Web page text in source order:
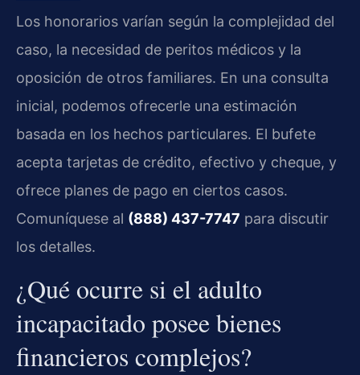
Los honorarios varían según la complejidad del
caso, la necesidad de peritos médicos y la
oposición de otros familiares. En una consulta
inicial, podemos ofrecerle una estimación
basada en los hechos particulares. El bufete
acepta tarjetas de crédito, efectivo y cheque, y
ofrece planes de pago en ciertos casos.
Comuníquese al (888) 437-7747 para discutir
los detalles.
¿Qué ocurre si el adulto
incapacitado posee bienes
financieros complejos?